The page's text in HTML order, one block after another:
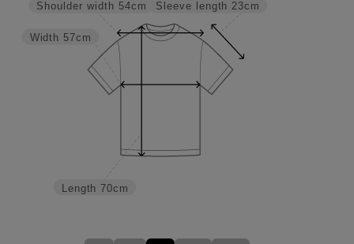
Sleeve length 23cm
Length 70cm
Width 57cm
Shoulder width 54cm